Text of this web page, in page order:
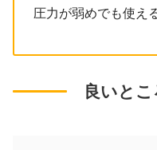
圧力が弱めでも使え
良いと